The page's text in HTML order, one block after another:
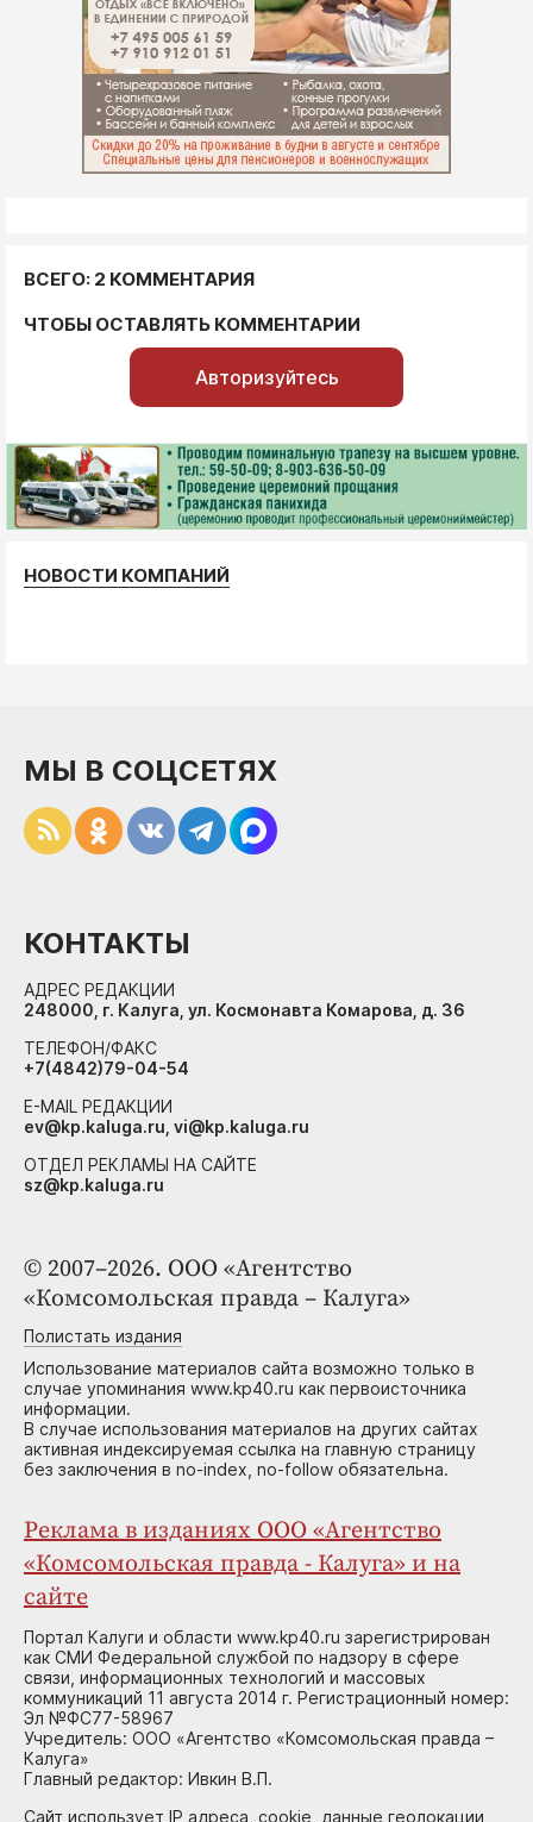
ВСЕГО: 2 КОММЕНТАРИЯ
ЧТОБЫ ОСТАВЛЯТЬ КОММЕНТАРИИ
Авторизуйтесь
НОВОСТИ КОМПАНИЙ
© 2007–2026. ООО «Агентство
«Комсомольская правда – Калуга»
Полистать издания
Использование материалов сайта возможно только в
случае упоминания www.kp40.ru как первоисточника
информации.
В случае использования материалов на других сайтах
активная индексируемая ссылка на главную страницу
без заключения в no-index, no-follow обязательна.
Реклама в изданиях ООО «Агентство
«Комсомольская правда - Калуга» и на
сайте
Портал Калуги и области www.kp40.ru зарегистрирован
как СМИ Федеральной службой по надзору в сфере
связи, информационных технологий и массовых
коммуникаций 11 августа 2014 г. Регистрационный номер:
Эл №ФС77-58967
Учредитель: ООО «Агентство «Комсомольская правда –
Калуга»
Главный редактор: Ивкин В.П.
Сайт использует IP адреса, cookie, данные геолокации
МЫ В СОЦСЕТЯХ
КОНТАКТЫ
АДРЕС РЕДАКЦИИ
248000, г. Калуга, ул. Космонавта Комарова, д. 36
ТЕЛЕФОН/ФАКС
+7(4842)79-04-54
E-MAIL РЕДАКЦИИ
ev@kp.kaluga.ru, vi@kp.kaluga.ru
ОТДЕЛ РЕКЛАМЫ НА САЙТЕ
sz@kp.kaluga.ru